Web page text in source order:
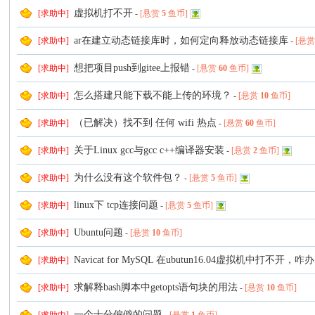
[求助中] 虚拟机打不开 - [悬赏5 鱼币]
[求助中] ar在建立动态链接库时，如何定向释放动态链接库 - [悬
[求助中] 想把项目push到gitee上报错 - [悬赏60 鱼币]
[求助中] 怎么搭建只能下载不能上传的环境？ - [悬赏 10 鱼币]
[求助中] （已解决）找不到 任何 wifi 热点 - [悬赏60 鱼币]
[求助中] 关于Linux gcc与gcc c++编译器安装 - [悬赏2 鱼币]
[求助中] 为什么没有这个软件包？ - [悬赏5 鱼币]
[求助中] linux下 tcp连接问题 - [悬赏5 鱼币]
[求助中] Ubuntu问题 - [悬赏 10 鱼币]
[求助中] Navicat for MySQL 在ubutun16.04虚拟机中打不开，咋办
[求助中] 求解释bash脚本中getopts语句块的用法 - [悬赏 10 鱼币]